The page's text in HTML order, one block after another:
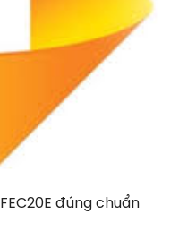
đúng chuẩn